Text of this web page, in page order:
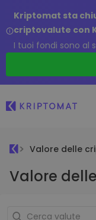
Kriptomat sta
criptovalute con
I tuoi fondi sono al
Valore delle
Valore